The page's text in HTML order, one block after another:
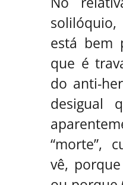
está bem
que é
do anti-
desigual
“morte”,
vê,